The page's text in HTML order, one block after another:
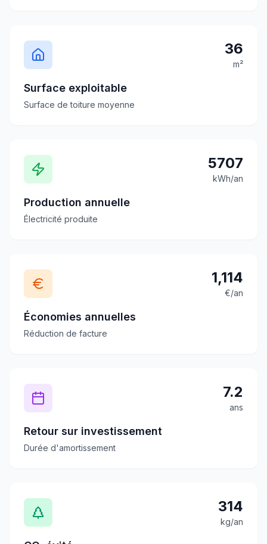
36
m²
Surface exploitable
Surface de toiture moyenne
5707
kWh/an
Production annuelle
Électricité produite
1,114
€/an
Économies annuelles
Réduction de facture
7.2
ans
Retour sur investissement
Durée d'amortissement
314
kg/an